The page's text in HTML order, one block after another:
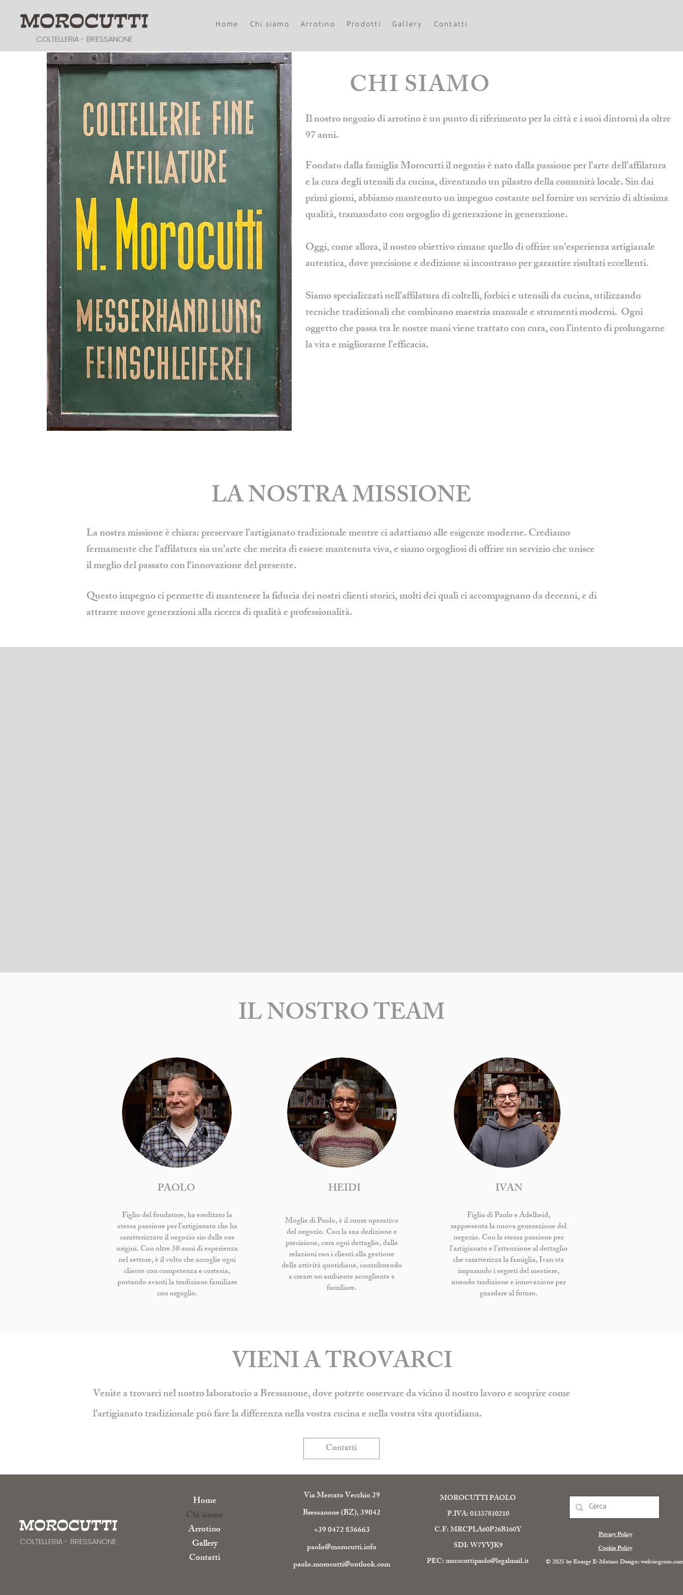
COLTELLERIA - BRESSANONE
Home Chi siamo Arrotino Prodotti Gallery Contatti
CHI SIAMO
Il nostro negozio di arrotino è un punto di riferimento per la città e i suoi dintorni da oltre
97 anni.
Fondato dalla famiglia Morocutti il negozio è nato dalla passione per l'arte dell'affilatura
e la cura degli utensili da cucina, diventando un pilastro della comunità locale. Sin dai
primi giorni, abbiamo mantenuto un impegno costante nel fornire un servizio di altissima
qualità, tramandato con orgoglio di generazione in generazione.
Oggi, come allora, il nostro obiettivo rimane quello di offrire un'esperienza artigianale
autentica, dove precisione e dedizione si incontrano per garantire risultati eccellenti.
Siamo specializzati nell'affilatura di coltelli, forbici e utensili da cucina, utilizzando
tecniche tradizionali che combinano maestria manuale e strumenti moderni. Ogni
oggetto che passa tra le nostre mani viene trattato con cura, con l’intento di prolungarne
la vita e migliorarne l’efficacia.
LA NOSTRA MISSIONE
La nostra missione è chiara:preservare l’artigianato tradizionalementre ci adattiamo alle esigenze moderne. Crediamo
fermamente che l’affilatura sia un’arte che merita di essere mantenuta viva, e siamo orgogliosi di offrire un servizio che unisce
il meglio del passato con l'innovazione del presente.
Questo impegno ci permette di mantenere la fiducia dei nostri clienti storici, molti dei quali ci accompagnano da decenni, e di
attrarre nuove generazioni alla ricerca di qualità e professionalità.
IL NOSTRO TEAM
PAOLO
Figlio del fondatore, ha ereditato la
stessa passione per l'artigianato che ha
caratterizzato il negozio sin dalle sue
origini. Con oltre 30 anni di esperienza
nel settore, è il volto che accoglie ogni
cliente con competenza e cortesia,
portando avanti la tradizione familiare
con orgoglio.
HEIDI
Moglie di Paolo, è il cuore operativo
del negozio. Con la sua dedizione e
precisione, cura ogni dettaglio, dalle
relazioni con i clienti alla gestione
delle attività quotidiane, contribuendo
a creare un ambiente accogliente e
familiare.
IVAN
Figlio di Paolo e Adelheid,
rappresenta la nuova generazione del
negozio. Con la stessa passione per
l’artigianato e l’attenzione al dettaglio
che caratterizza la famiglia, Ivan sta
imparando i segreti del mestiere,
unendo tradizione e innovazione per
guardare al futuro.
VIENI A TROVARCI
Venite a trovarci nel nostro laboratorio a Bressanone, dove potrete osservare da vicino il nostro lavoro e scoprire come
l’artigianato tradizionale può fare la differenza nella vostra cucina e nella vostra vita quotidiana.
Contatti
COLTELLERIA - BRESSANONE
Home
Chi siamo
Arrotino
Gallery
Contatti
Via Mercato Vecchio 29
Bressanone (BZ), 39042
+39 0472 836663
paolo@morocutti.info
paolo.morocutti@outlook.com
MOROCUTTI PAOLO
P.IVA: 01337810210
C.F: MRCPLA60P26B160Y
SDI: W7YVJK9
PEC:morocuttipaolo@legalmail.it
Privacy Policy
Cookie Policy
© 2025 by Energy E-Motion Design: